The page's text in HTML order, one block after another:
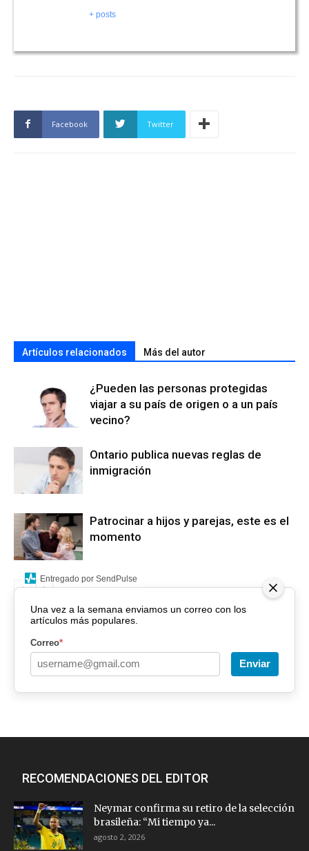
+ posts
Facebook Twitter
Artículos relacionados Más del autor
¿Pueden las personas protegidas
viajar a su país de origen o a un país
vecino?
Ontario publica nuevas reglas de
inmigración
Patrocinar a hijos y parejas, este es el
momento
Una vez a la semana enviamos un correo con los
artículos más populares.
Correo*
Enviar
Entregado por SendPulse
RECOMENDACIONES DEL EDITOR
Neymar confirma su retiro de la selección
brasileña: “Mi tiempo ya...
agosto 2, 2026